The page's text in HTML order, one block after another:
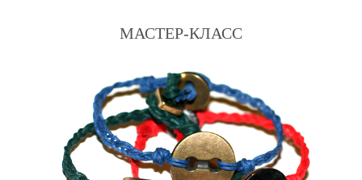
МАСТЕР-КЛАСС